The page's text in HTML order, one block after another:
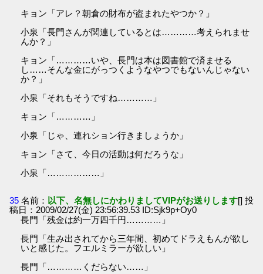
キョン「アレ？朝倉の財布が盗まれたやつか？」
小泉「長門さんが関連しているとは…………考えられませ
んか？」
キョン「…………いや、長門は本は図書館で済ませる
し……そんな金にがっつくようなやつでもないんじゃない
か？」
小泉「それもそうですね…………」
キョン「…………」
小泉「じゃ、連れション行きましょうか」
キョン「さて、今日の活動は何だろうな」
小泉「………………」
35 名前： 以下、名無しにかわりましてVIPがお送りします[] 投
稿日：2009/02/27(金) 23:56:39.53 ID:Sjk9p+Oy0
長門「残金は約一万四千円…………」
長門「生み出されてから三年間、初めてドラえもんが欲し
いと感じた。フエルミラーが欲しい」
長門「…………くだらない……」